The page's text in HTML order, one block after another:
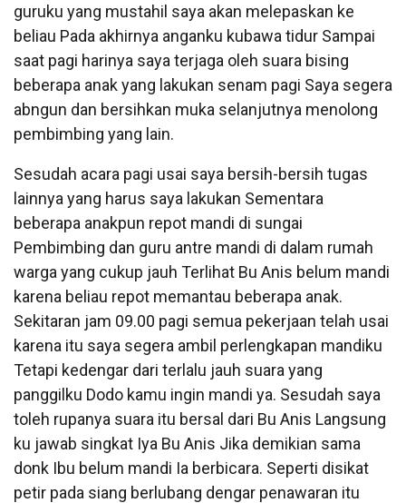
guruku yang mustahil saya akan melepaskan ke
beliau Pada akhirnya anganku kubawa tidur Sampai
saat pagi harinya saya terjaga oleh suara bising
beberapa anak yang lakukan senam pagi Saya segera
abngun dan bersihkan muka selanjutnya menolong
pembimbing yang lain.
Sesudah acara pagi usai saya bersih-bersih tugas
lainnya yang harus saya lakukan Sementara
beberapa anakpun repot mandi di sungai
Pembimbing dan guru antre mandi di dalam rumah
warga yang cukup jauh Terlihat Bu Anis belum mandi
karena beliau repot memantau beberapa anak.
Sekitaran jam 09.00 pagi semua pekerjaan telah usai
karena itu saya segera ambil perlengkapan mandiku
Tetapi kedengar dari terlalu jauh suara yang
panggilku Dodo kamu ingin mandi ya. Sesudah saya
toleh rupanya suara itu bersal dari Bu Anis Langsung
ku jawab singkat Iya Bu Anis Jika demikian sama
donk Ibu belum mandi Ia berbicara. Seperti disikat
petir pada siang berlubang dengar penawaran itu